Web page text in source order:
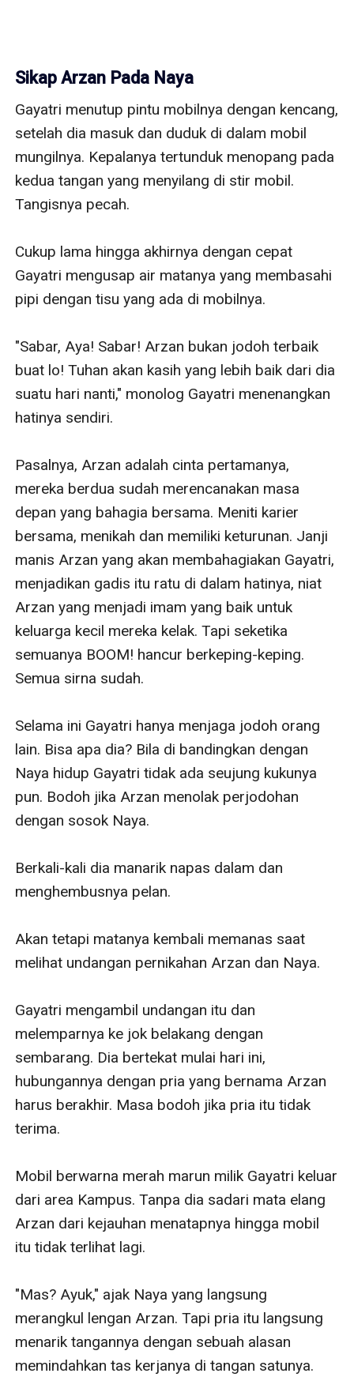
Sikap Arzan Pada Naya
Gayatri menutup pintu mobilnya dengan kencang,
setelah dia masuk dan duduk di dalam mobil
mungilnya. Kepalanya tertunduk menopang pada
kedua tangan yang menyilang di stir mobil.
Tangisnya pecah.
Cukup lama hingga akhirnya dengan cepat
Gayatri mengusap air matanya yang membasahi
pipi dengan tisu yang ada di mobilnya.
"Sabar, Aya! Sabar! Arzan bukan jodoh terbaik
buat lo! Tuhan akan kasih yang lebih baik dari dia
suatu hari nanti," monolog Gayatri menenangkan
hatinya sendiri.
Pasalnya, Arzan adalah cinta pertamanya,
mereka berdua sudah merencanakan masa
depan yang bahagia bersama. Meniti karier
bersama, menikah dan memiliki keturunan. Janji
manis Arzan yang akan membahagiakan Gayatri,
menjadikan gadis itu ratu di dalam hatinya, niat
Arzan yang menjadi imam yang baik untuk
keluarga kecil mereka kelak. Tapi seketika
semuanya BOOM! hancur berkeping-keping.
Semua sirna sudah.
Selama ini Gayatri hanya menjaga jodoh orang
lain. Bisa apa dia? Bila di bandingkan dengan
Naya hidup Gayatri tidak ada seujung kukunya
pun. Bodoh jika Arzan menolak perjodohan
dengan sosok Naya.
Berkali-kali dia manarik napas dalam dan
menghembusnya pelan.
Akan tetapi matanya kembali memanas saat
melihat undangan pernikahan Arzan dan Naya.
Gayatri mengambil undangan itu dan
melemparnya ke jok belakang dengan
sembarang. Dia bertekat mulai hari ini,
hubungannya dengan pria yang bernama Arzan
harus berakhir. Masa bodoh jika pria itu tidak
terima.
Mobil berwarna merah marun milik Gayatri keluar
dari area Kampus. Tanpa dia sadari mata elang
Arzan dari kejauhan menatapnya hingga mobil
itu tidak terlihat lagi.
"Mas? Ayuk," ajak Naya yang langsung
merangkul lengan Arzan. Tapi pria itu langsung
menarik tangannya dengan sebuah alasan
memindahkan tas kerjanya di tangan satunya.